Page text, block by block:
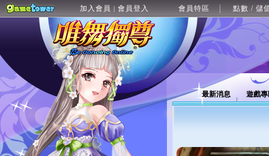
加入會員 | 會員登入 會員特區 點數 / 儲
最新消息 遊戲